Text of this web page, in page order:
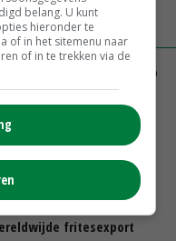
stuwen voedselprijzen op
onder druk ondanks
fritesexport
belang. U kunt
hieronder te
of in het sitemenu naar
of in te trekken via de